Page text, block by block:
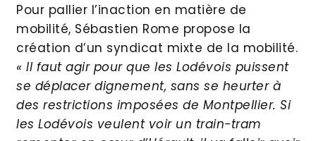
Pour pallier l’inaction en matière de
mobilité, Sébastien Rome propose la
création d’un syndicat mixte de la mobilité.
« Il faut agir pour que les Lodévois puissent
se déplacer dignement, sans se heurter à
des restrictions imposées de Montpellier. Si
les Lodévois veulent voir un train-tram